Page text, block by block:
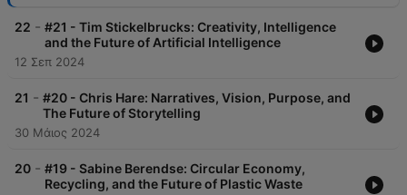
22 - #21 - Tim Stickelbrucks: Creativity, Intelligence
and the Future of Artificial Intelligence
12 Σεπ 2024
21 - #20 - Chris Hare: Narratives, Vision, Purpose, and
The Future of Storytelling
30 Μάιος 2024
20 - #19 - Sabine Berendse: Circular Economy,
Recycling, and the Future of Plastic Waste